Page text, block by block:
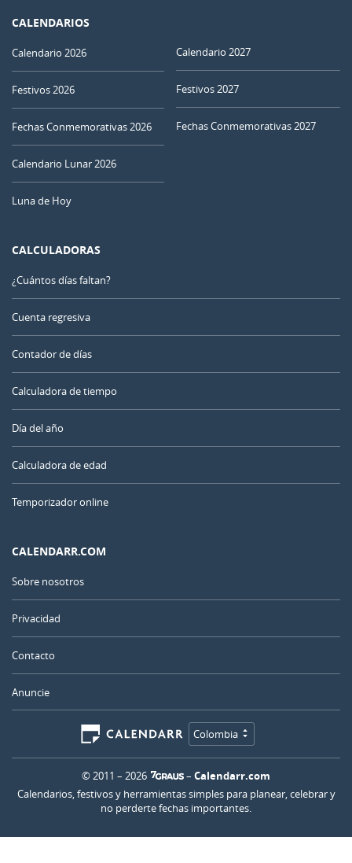
CALENDARIOS
Calendario 2026
Festivos 2026
Fechas Conmemorativas 2026
Calendario Lunar 2026
Luna de Hoy
Calendario 2027
Festivos 2027
Fechas Conmemorativas 2027
CALCULADORAS
¿Cuántos días faltan?
Cuenta regresiva
Contador de días
Calculadora de tiempo
Día del año
Calculadora de edad
Temporizador online
CALENDARR.COM
Sobre nosotros
Privacidad
Contacto
Anuncie
Colombia
© 2011 – 2026 – Calendarr.com
Calendarios, festivos y herramientas simples para planear, celebrar y
no perderte fechas importantes.